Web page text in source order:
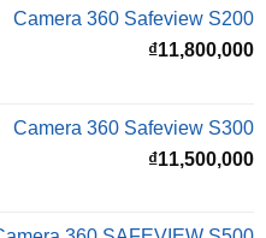
Camera 360 Safeview S300
Camera 360 SAFEVIEW S500
gốc